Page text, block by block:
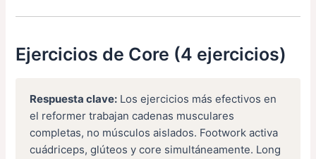
Ejercicios de Core (4 ejercicios)
Respuesta clave: Los ejercicios más efectivos en
el reformer trabajan cadenas musculares
completas, no músculos aislados. Footwork activa
cuádriceps, glúteos y core simultáneamente. Long